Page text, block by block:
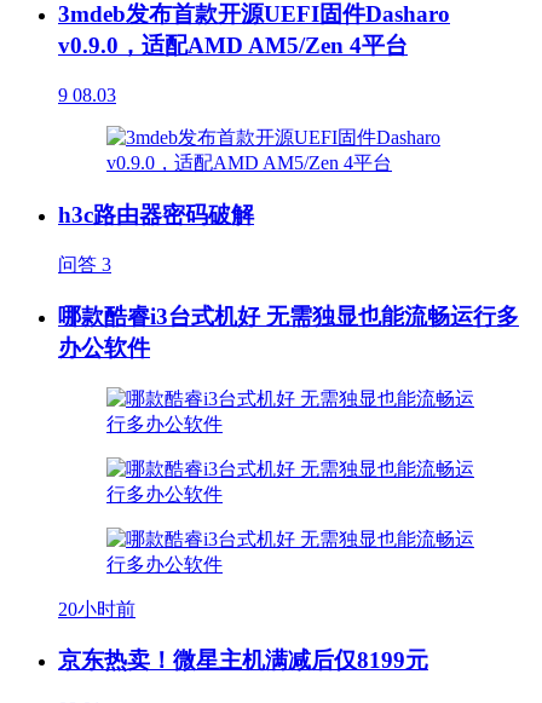
3mdeb发布首款开源UEFI固件Dasharo
v0.9.0，适配AMD AM5/Zen 4平台
9 08.03
h3c路由器密码破解
问答 3
哪款酷睿i3台式机好 无需独显也能流畅运行多
办公软件
20小时前
京东热卖！微星主机满减后仅8199元